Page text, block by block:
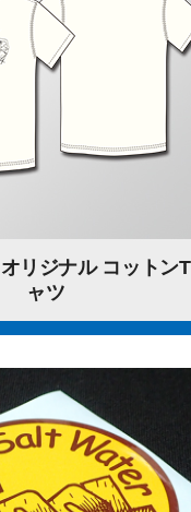
リジナル コットン
ャツ